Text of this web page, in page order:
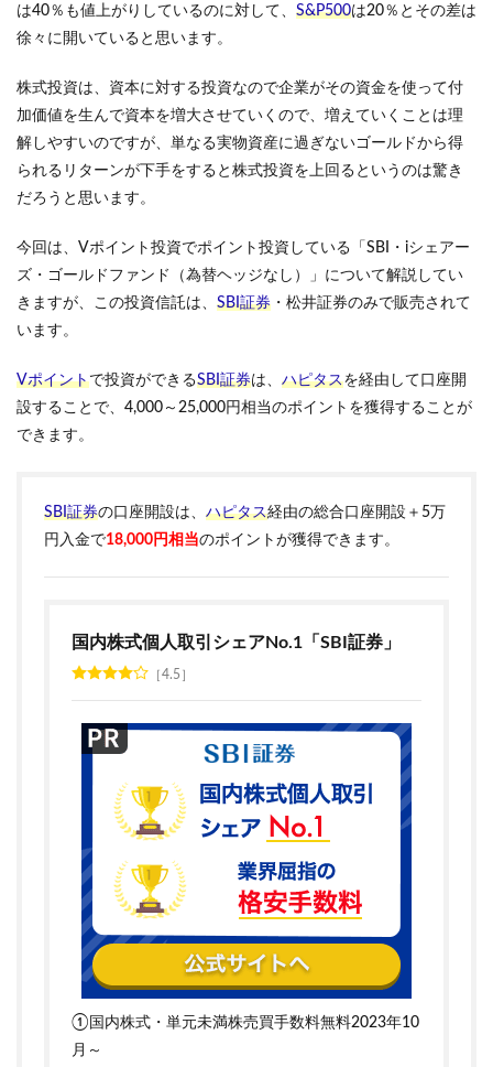
は40％も値上がりしているのに対して、 S&P500は20％とその差は
徐々に開いていると思います。
株式投資は、資本に対する投資なので企業がその資金を使って付
加価値を生んで資本を増大させていくので、増えていくことは理
解しやすいのですが、単なる実物資産に過ぎないゴールドから得
られるリターンが下手をすると株式投資を上回るというのは驚き
だろうと思います。
今回は、Vポイント投資でポイント投資している「SBI・iシェアー
ズ・ゴールドファンド（為替ヘッジなし）」について解説してい
きますが、この投資信託は、 SBI証券 ・松井証券のみで販売されて
います。
Vポイントで投資ができるSBI証券は、 ハピタスを経由して口座開
設することで、4,000～25,000円相当のポイントを獲得することが
できます。
SBI証券の口座開設は、 ハピタス経由の総合口座開設＋5万
円入金で18,000円相当のポイントが獲得できます。
国内株式個人取引シェアNo.1「SBI証券」
4.5
①国内株式・単元未満株売買手数料無料2023年10
月～